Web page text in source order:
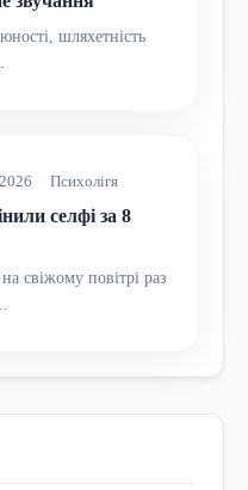
шляхетність
Психолігя
селфі за 8
свіжому повітрі раз